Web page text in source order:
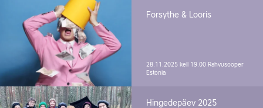
Forsythe & Looris
28.11.2025 kell 19.00 Rahvusooper
Estonia
Hingedepäev 2025